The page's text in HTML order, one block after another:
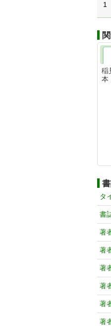
1
稲
タ
書
著
著
著
著
著
著